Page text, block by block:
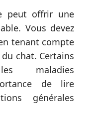
peut offrir une
Vous devez
tenant compte
chat. Certains
maladies
de lire
générales